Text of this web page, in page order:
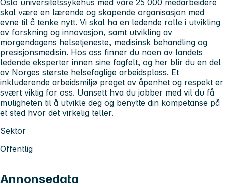
skal være en lærende og skapende organisasjon med
evne til å tenke nytt. Vi skal ha en ledende rolle i utvikling
av forskning og innovasjon, samt utvikling av
morgendagens helsetjeneste, medisinsk behandling og
presisjonsmedisin. Hos oss finner du noen av landets
ledende eksperter innen sine fagfelt, og her blir du en del
av Norges største helsefaglige arbeidsplass. Et
inkluderende arbeidsmiljø preget av åpenhet og respekt er
svært viktig for oss. Uansett hva du jobber med vil du få
muligheten til å utvikle deg og benytte din kompetanse på
et sted hvor det virkelig teller.
Sektor
Offentlig
Annonsedata